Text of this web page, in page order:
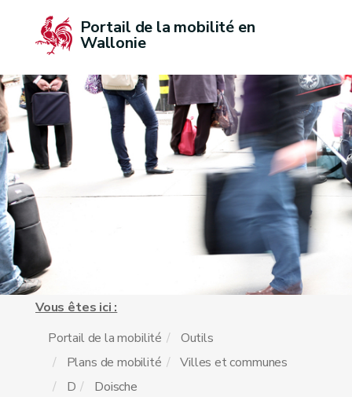
Portail de la mobilité en
Wallonie
Vous êtes ici :
Portail de la mobilité
Outils
Plans de mobilité
Villes et communes
D
Doische